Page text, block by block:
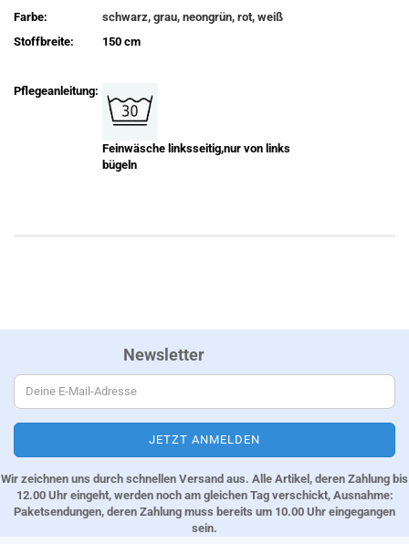
Farbe:
schwarz, grau, neongrün, rot, weiß
Stoffbreite:
150 cm
Pflegeanleitung:
Feinwäsche linksseitig,nur von links
bügeln
Newsletter
Wir zeichnen uns durch schnellen Versand aus. Alle Artikel, deren Zahlung bis
12.00 Uhr eingeht, werden noch am gleichen Tag verschickt, Ausnahme:
Paketsendungen, deren Zahlung muss bereits um 10.00 Uhr eingegangen
sein.